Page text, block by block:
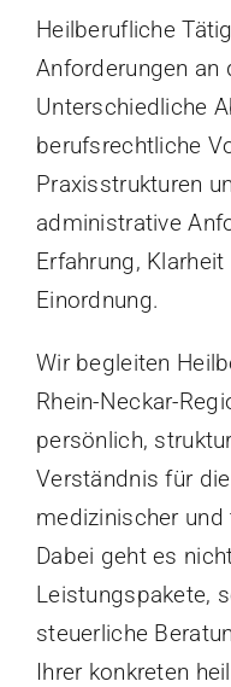
Heilberufliche
Anforderungen an
Unterschiedliche
berufsrechtliche
Praxisstrukturen
administrative
Erfahrung,
Einordnung.
Wir begleiten
Rhein-Neckar-
persönlich,
Verständnis für
medizinischer und
Dabei geht es
Leistungspakete,
steuerliche
Ihrer konkreten